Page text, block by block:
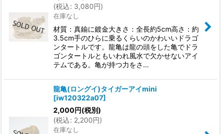
(税込: 3,080円)
在庫なし
材質：真鍮に鍍金大きさ：全長約5cm高さ：約
3.5cm手のひらに乗るくらいのかわいいドラゴ
ンタートルです。龍亀は龍の頭をした亀でドラ
ゴンタートルともいわれ風水で欠かせないアイ
テムである。亀が持つ力をさ…
龍亀(ロングイ)タイガーアイmini
[iw120322a07]
2,000円(税別)
(税込: 2,200円)
在庫なし